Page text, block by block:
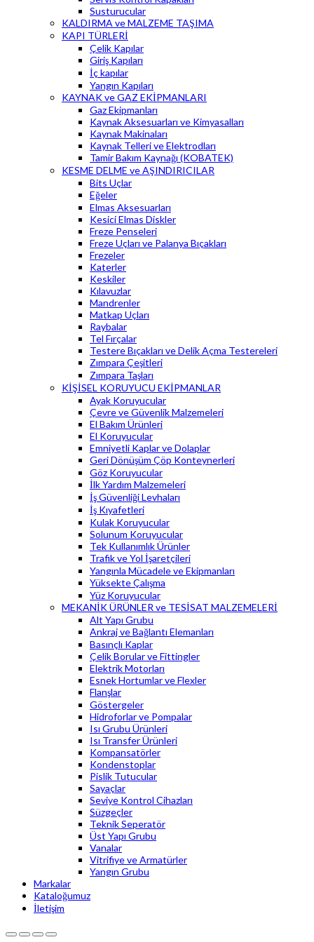
Susturucular
KALDIRMA ve MALZEME TAŞIMA
KAPI TÜRLERİ
Çelik Kapılar
Giriş Kapıları
İç kapılar
Yangın Kapıları
KAYNAK ve GAZ EKİPMANLARI
Gaz Ekipmanları
Kaynak Aksesuarları ve Kimyasalları
Kaynak Makinaları
Kaynak Telleri ve Elektrodları
Tamir Bakım Kaynağı (KOBATEK)
KESME DELME ve AŞINDIRICILAR
Bits Uçlar
Eğeler
Elmas Aksesuarları
Kesici Elmas Diskler
Freze Penseleri
Freze Uçları ve Palanya Bıçakları
Frezeler
Katerler
Keskiler
Kılavuzlar
Mandrenler
Matkap Uçları
Raybalar
Tel Fırçalar
Testere Bıçakları ve Delik Açma Testereleri
Zımpara Çeşitleri
Zımpara Taşları
KİŞİSEL KORUYUCU EKİPMANLAR
Ayak Koruyucular
Çevre ve Güvenlik Malzemeleri
El Bakım Ürünleri
El Koruyucular
Emniyetli Kaplar ve Dolaplar
Geri Dönüşüm Çöp Konteynerleri
Göz Koruyucular
İlk Yardım Malzemeleri
İş Güvenliği Levhaları
İş Kıyafetleri
Kulak Koruyucular
Solunum Koruyucular
Tek Kullanımlık Ürünler
Trafik ve Yol İşaretçileri
Yangınla Mücadele ve Ekipmanları
Yüksekte Çalışma
Yüz Koruyucular
MEKANİK ÜRÜNLER ve TESİSAT MALZEMELERİ
Alt Yapı Grubu
Ankraj ve Bağlantı Elemanları
Basınçlı Kaplar
Çelik Borular ve Fittingler
Elektrik Motorları
Esnek Hortumlar ve Flexler
Flanşlar
Göstergeler
Hidroforlar ve Pompalar
Isı Grubu Ürünleri
Isı Transfer Ürünleri
Kompansatörler
Kondenstoplar
Pislik Tutucular
Sayaçlar
Seviye Kontrol Cihazları
Süzgeçler
Teknik Seperatör
Üst Yapı Grubu
Vanalar
Vitrifiye ve Armatürler
Yangın Grubu
Markalar
Kataloğumuz
İletişim